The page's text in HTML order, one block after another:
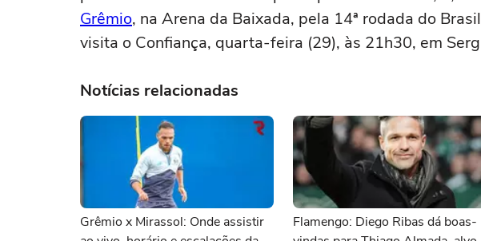
Grêmio, na Arena da Baixada, pela 14ª rodada do
visita o Confiança, quarta-feira (29), às 21h30, em
Notícias relacionadas
Grêmio x Mirassol: Onde assistir
Flamengo: Diego Ribas dá boas-